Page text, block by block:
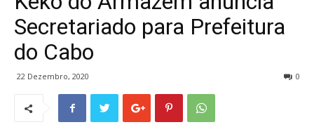
Secretariado para Prefeitura
do Cabo
22 Dezembro, 2020 0